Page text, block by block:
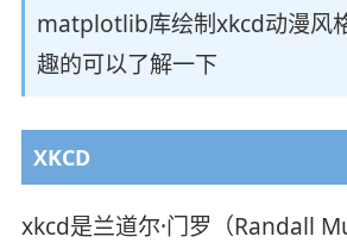
matplotlib库绘制xkcd动漫风
趣的可以了解一下
XKCD
xkcd是兰道尔·门罗（Randall